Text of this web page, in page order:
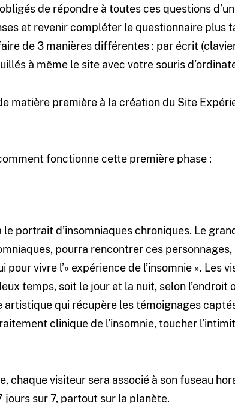
de répondre à toutes ces questions
et revenir compléter le questionnaire plus
de 3 manières différentes : par écrit
à même le site avec votre souris
matière première à la création du Site
fonctionne cette première phase :
portrait d’insomniaques chroniques. Le
pourra rencontrer ces personnages,
vivre l’« expérience de l’insomnie ». Les
temps, soit le jour et la nuit, selon l’endroit
artistique qui récupère les témoignages
clinique de l’insomnie, toucher
chaque visiteur sera associé à son fuseau
sur 7, partout sur la planète.